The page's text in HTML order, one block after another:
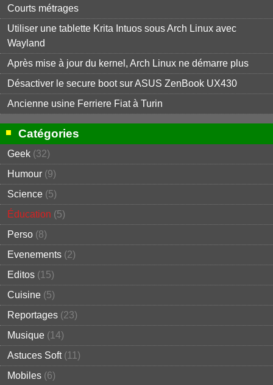
Courts métrages
Utiliser une tablette Krita Intuos sous Arch Linux avec
Wayland
Après mise à jour du kernel, Arch Linux ne démarre plus
Désactiver le secure boot sur ASUS ZenBook UX430
Ancienne usine Ferriere Fiat à Turin
Catégories
Geek (32)
Humour (9)
Science (5)
Éducation (5)
Perso (8)
Evenements (2)
Editos (15)
Cuisine (5)
Reportages (23)
Musique (14)
Astuces Soft(11)
Mobiles (6)